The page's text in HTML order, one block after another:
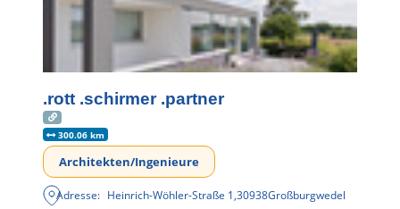
.rott .schirmer .partner
300.06 km
Architekten/Ingenieure
Adresse: Heinrich-Wöhler-Straße 1,30938Großburgwedel